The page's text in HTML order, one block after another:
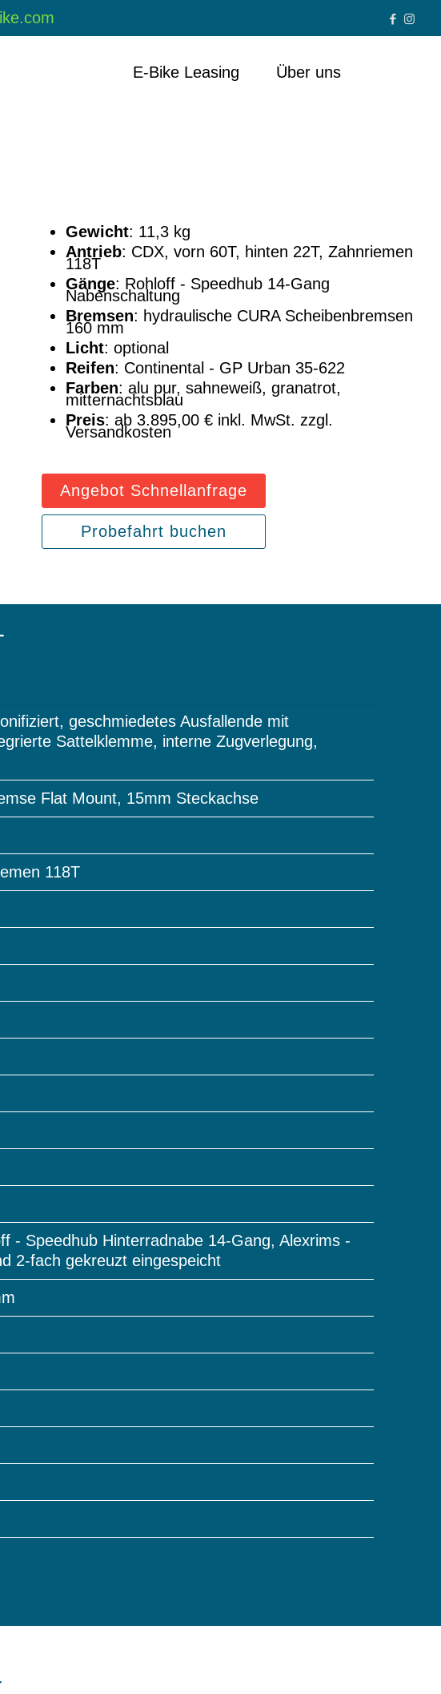
E-Bike Leasing Über uns
Gewicht: 11,3 kg
Antrieb: CDX, vorn 60T, hinten 22T, Zahnriemen
118T
Gänge: Rohloff - Speedhub 14-Gang
Nabenschaltung
Bremsen: hydraulische CURA Scheibenbremsen
160 mm
Licht: optional
Reifen: Continental - GP Urban 35-622
Farben: alu pur, sahneweiß, granatrot,
mitternachtsblau
Preis: ab 3.895,00 € inkl. MwSt. zzgl.
Versandkosten
Angebot Schnellanfrage
Probefahrt buchen
geschmiedetes Ausfallende mit
Sattelklemme, interne Zugverlegung,
Flat Mount, 15mm Steckachse
118T
- Speedhub Hinterradnabe 14-Gang, Alexrims -
2-fach gekreuzt eingespeicht